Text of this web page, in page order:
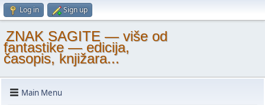
Log in Sign up
ZNAK SAGITE — više od
fantastike — edicija,
časopis, knjižara...
Main Menu